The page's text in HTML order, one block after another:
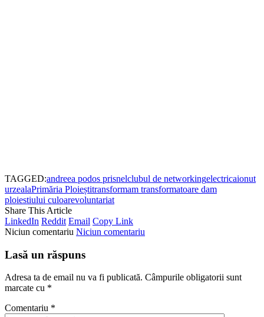
TAGGED:andreea podos prisnelclubul de networkingelectricaionut
urzealaPrimăria Ploieștitransformam transformatoare dam
ploiestiului culoarevoluntariat
Share This Article
LinkedIn Reddit Email Copy Link
Niciun comentariu Niciun comentariu
Lasă un răspuns
Adresa ta de email nu va fi publicată. Câmpurile obligatorii sunt
marcate cu *
Comentariu *